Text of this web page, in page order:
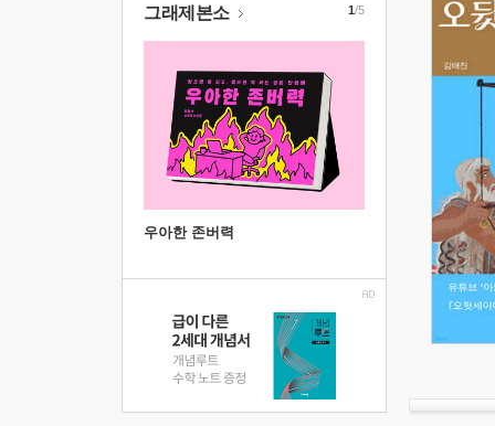
그래제본소
우아한 존버력
1/5